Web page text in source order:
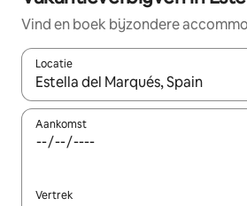
Vind en boek bijzondere
Locatie
Wanneer er resultaten beschikbaar
Aankomst
Vertrek